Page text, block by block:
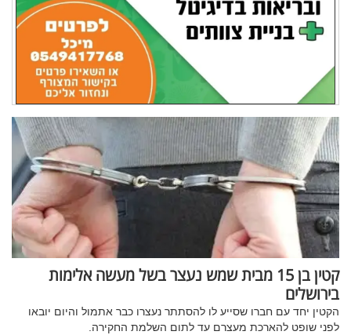
קטין בן 15 מבית שמש נעצר בשל מעשה אלימות
בירושלים
הקטין יחד עם חברו שסייע לו להסתתר נעצרו כבר אתמול והיום יובאו
לפני שופט להארכת מעצרם עד לתום השלמת החקירה.